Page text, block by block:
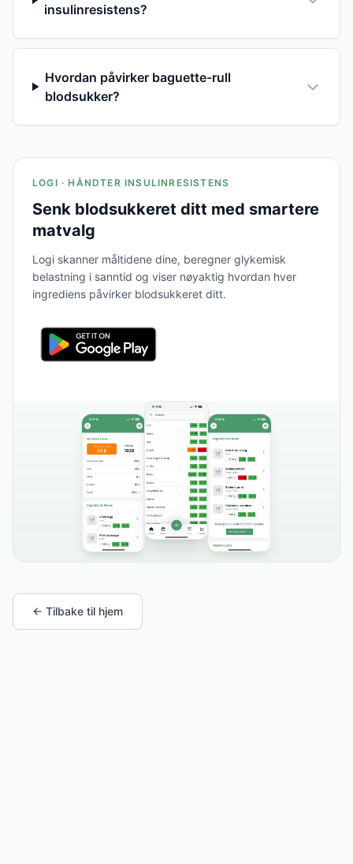
insulinresistens?
Hvordan påvirker baguette-rull
blodsukker?
LOGI · HÅNDTER INSULINRESISTENS
Senk blodsukkeret ditt med smartere
matvalg
Logi skanner måltidene dine, beregner glykemisk
belastning i sanntid og viser nøyaktig hvordan hver
ingrediens påvirker blodsukkeret ditt.
← Tilbake til hjem